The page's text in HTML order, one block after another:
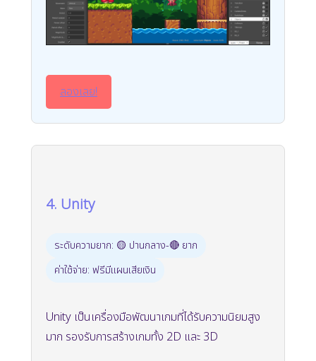
ลองเลย!
4. Unity
ระดับความยาก: 🟡 ปานกลาง-🔴 ยาก
ค่าใช้จ่าย: ฟรีมีแผนเสียเงิน
Unity เป็นเครื่องมือพัฒนาเกมที่ได้รับความนิยมสูง
มาก รองรับการสร้างเกมทั้ง 2D และ 3D